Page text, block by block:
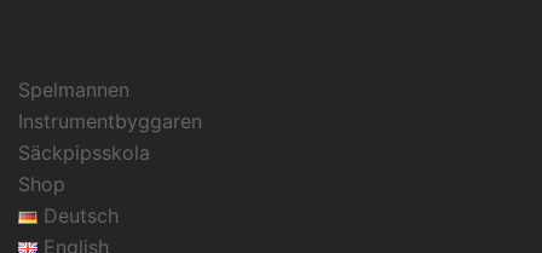
Spelmannen
Instrumentbyggaren
Säckpipsskola
Shop
Deutsch
English